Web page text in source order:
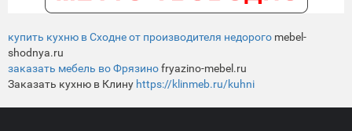
купить кухню в Сходне от производителя недорого mebel-
shodnya.ru
заказать мебель во Фрязиноfryazino-mebel.ru
Заказать кухню в Клину https://klinmeb.ru/kuhni